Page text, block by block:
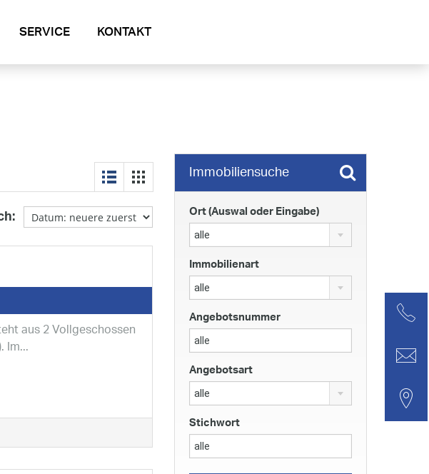
SERVICE KONTAKT
aus 2 Vollgeschossen
Im...
Immobiliensuche
Ort (Auswal oder Eingabe)
alle
Immobilienart
alle
Angebotsnummer
Angebotsart
alle
Stichwort